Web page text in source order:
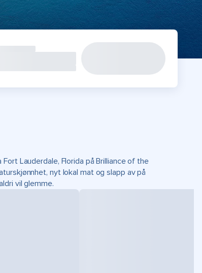
Lauderdale, Florida på Brilliance of the
nyt lokal mat og slapp av på
vil glemme.